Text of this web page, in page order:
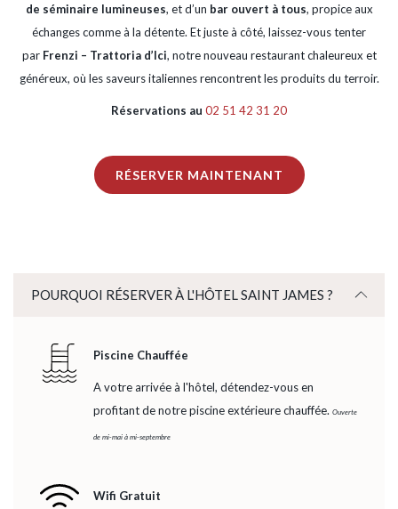
de séminaire lumineuses, et d’un bar ouvert à tous, propice aux
échanges comme à la détente. Et juste à côté, laissez-vous tenter
par Frenzi – Trattoria d’Ici, notre nouveau restaurant chaleureux et
généreux, où les saveurs italiennes rencontrent les produits du terroir.
Réservations au 02 51 42 31 20
RÉSERVER MAINTENANT OPENS
IN
POURQUOI RÉSERVER À L'HÔTEL SAINT JAMES ?
Piscine Chauffée
A votre arrivée à l'hôtel, détendez-vous en
profitant de notre piscine extérieure chauffée. Ouverte
de mi-mai à mi-septembre
Wifi Gratuit